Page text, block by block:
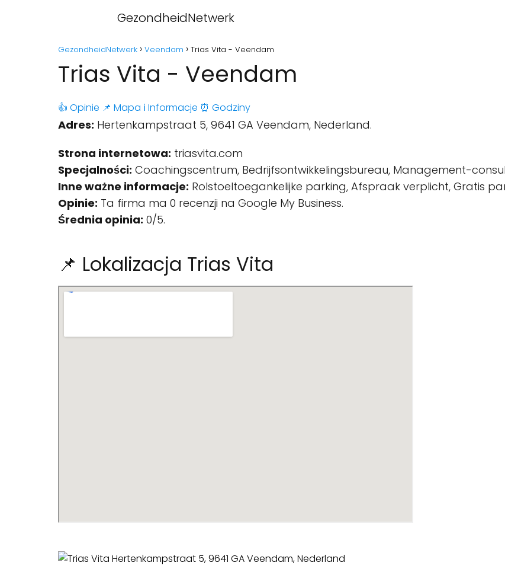
GezondheidNetwerk
GezondheidNetwerk Veendam Trias Vita - Veendam
Trias Vita - Veendam
👍 Opinie 📌 Mapa ℹ️ Informacje ⏰ Godziny
Adres: Hertenkampstraat 5, 9641 GA Veendam, Nederland.
Strona internetowa: triasvita.com
Specjalności: Coachingscentrum, Bedrijfsontwikkelingsbureau, Management-
Inne ważne informacje: Rolstoeltoegankelijke parking, Afspraak verplicht, Gratis
Opinie: Ta firma ma 0 recenzji na Google My Business.
Średnia opinia: 0/5.
📌 Lokalizacja Trias Vita